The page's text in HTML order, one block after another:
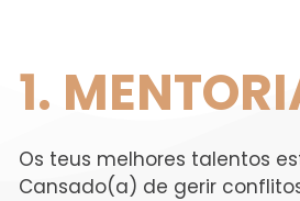
1.
Os teus melhores talentos
Cansado(a) de gerir